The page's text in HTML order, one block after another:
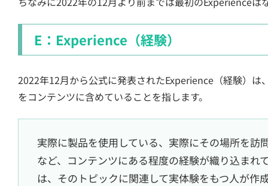
E：Experience（経験）
2022年12月から公式に発表されたExperience（経験）
をコンテンツに含めていることを指します。
実際に製品を使用している、実際にその場所を訪
など、コンテンツにある程度の経験が織り込まれ
は、そのトピックに関連して実体験をもつ人が